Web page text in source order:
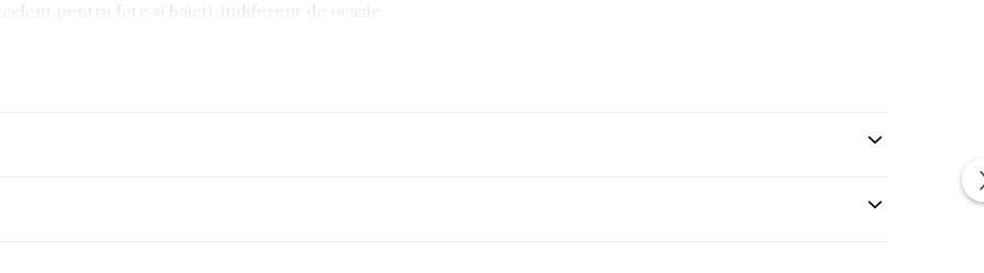
pentru fete si baieti, indiferent de ocazie.